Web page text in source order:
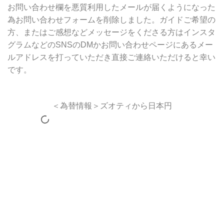
お問い合わせ欄を悪質利用したメールが届くようになった
為お問い合わせフォームを削除しました。ガイドご希望の
方、またはご感想などメッセージをくださる方はインスタ
グラムなどのSNSのDMかお問い合わせページにあるメー
ルアドレスを打っていただき直接ご連絡いただけると幸い
です。
＜為替情報＞ズオティから日本円